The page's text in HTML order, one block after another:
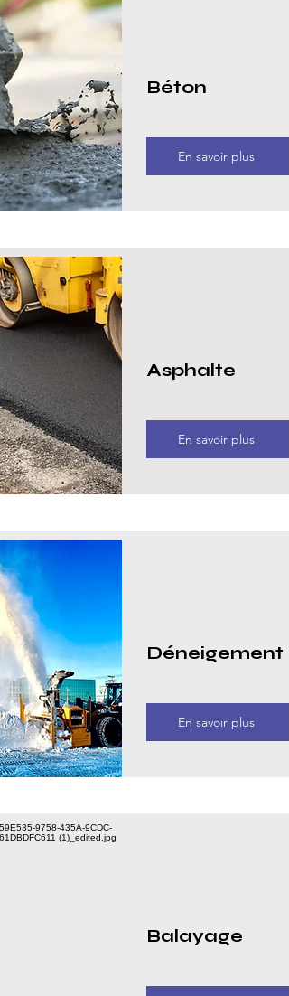
Béton
En savoir plus
Asphalte
En savoir plus
Déneigement
En savoir plus
Balayage